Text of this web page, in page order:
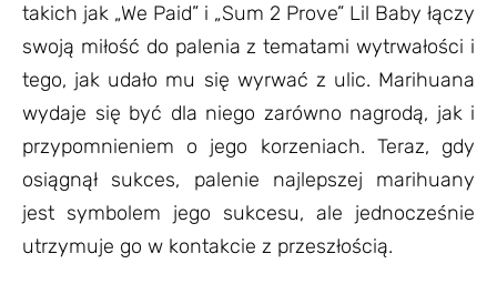
takich jak „We Paid” i „Sum 2 Prove” Lil Baby łączy
swoją miłość do palenia z tematami wytrwałości i
tego, jak udało mu się wyrwać z ulic. Marihuana
wydaje się być dla niego zarówno nagrodą, jak i
przypomnieniem o jego korzeniach. Teraz, gdy
osiągnął sukces, palenie najlepszej marihuany
jest symbolem jego sukcesu, ale jednocześnie
utrzymuje go w kontakcie z przeszłością.